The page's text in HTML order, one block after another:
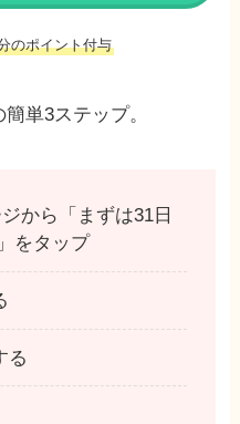
のポイント付与
単3ステップ。
から「まずは31日
をタップ
る